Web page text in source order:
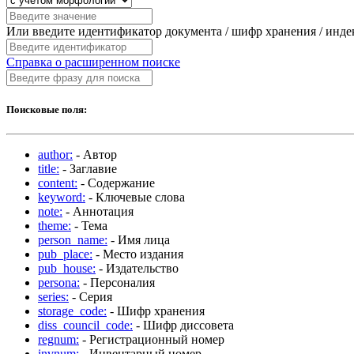
Или введите идентификатор документа / шифр хранения /
Справка о расширенном поиске
Поисковые поля:
author: - Автор
title: - Заглавие
content: - Содержание
keyword: - Ключевые слова
note: - Аннотация
theme: - Тема
person_name: - Имя лица
pub_place: - Место издания
pub_house: - Издательство
persona: - Персоналия
series: - Серия
storage_code: - Шифр хранения
diss_council_code: - Шифр диссовета
regnum: - Регистрационный номер